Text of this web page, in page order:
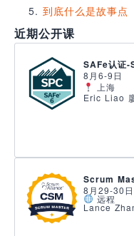
到底什么是故事点
近期公开课
SAFe认证-
8月6-9日
上海
Eric Liao
Scrum
8月29-30日
远程
Lance